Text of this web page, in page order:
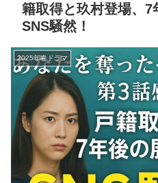
籍取得と玖村登場、7
SNS騒然！
2025年春ドラマ